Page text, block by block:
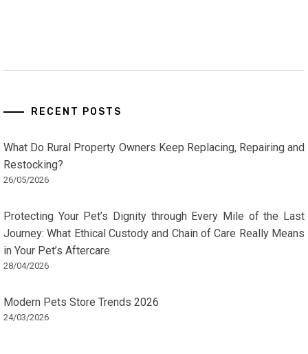
RECENT POSTS
What Do Rural Property Owners Keep Replacing, Repairing and
Restocking?
26/05/2026
Protecting Your Pet’s Dignity through Every Mile of the Last
Journey: What Ethical Custody and Chain of Care Really Means
in Your Pet’s Aftercare
28/04/2026
Modern Pets Store Trends 2026
24/03/2026